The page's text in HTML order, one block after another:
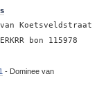
Koetsveldstraat
bon 115978
- Dominee van